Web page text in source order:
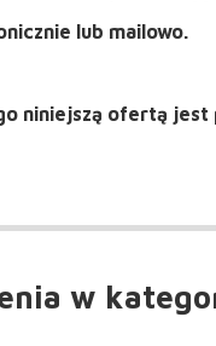
lub mailowo.
niniejszą ofertą jest
w